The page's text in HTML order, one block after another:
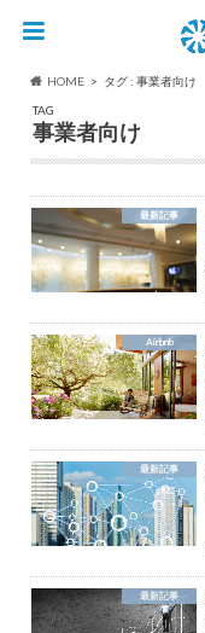
HOME
タグ : 事業者向け
TAG
事業者向け
最新記事
Airbnb
最新記事
最新記事